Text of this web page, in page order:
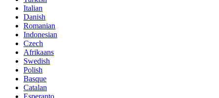
Italian
Danish
Romanian
Indonesian
Czech
Afrikaans
Swedish
Polish
Basque
Catalan